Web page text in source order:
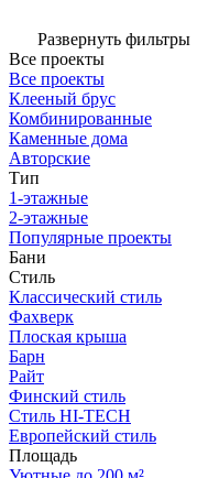
Развернуть фильтры
Все проекты
Все проекты
Клееный брус
Комбинированные
Каменные дома
Авторские
Тип
1-этажные
2-этажные
Популярные проекты
Бани
Стиль
Классический стиль
Фахверк
Плоская крыша
Барн
Райт
Финский стиль
Стиль HI-TECH
Европейский стиль
Площадь